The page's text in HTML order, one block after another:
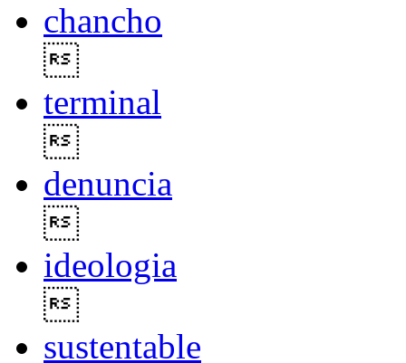
chancho
terminal
denuncia
ideologia
sustentable